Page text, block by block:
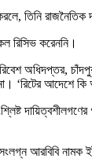
তিনি
রিসিভ করেননি।
অধিদপ্তর,
‘রিটের আদেশে
আরবিবি